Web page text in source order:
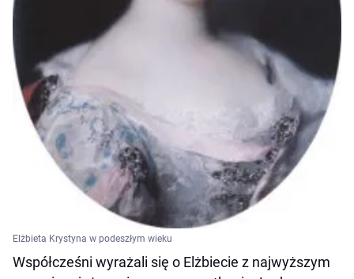
Elżbieta Krystyna w podeszłym wieku
Współcześni wyrażali się o Elżbiecie z najwyższym